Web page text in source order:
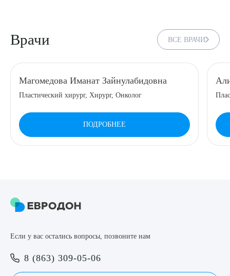
ЗАПИСЬ ОНЛАЙН
Врачи ВСЕ ВРАЧИ
Магомедова Иманат Зайнулабидовна
Пластический хирург, Хирург, Онколог
ПОДРОБНЕЕ
Если у вас остались вопросы, позвоните нам
8 (863) 309-05-06
Я даю согласие наобработку персональных данных